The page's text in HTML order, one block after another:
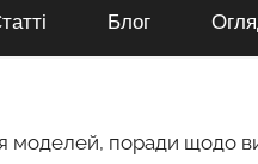
Блог
моделей, поради щодо